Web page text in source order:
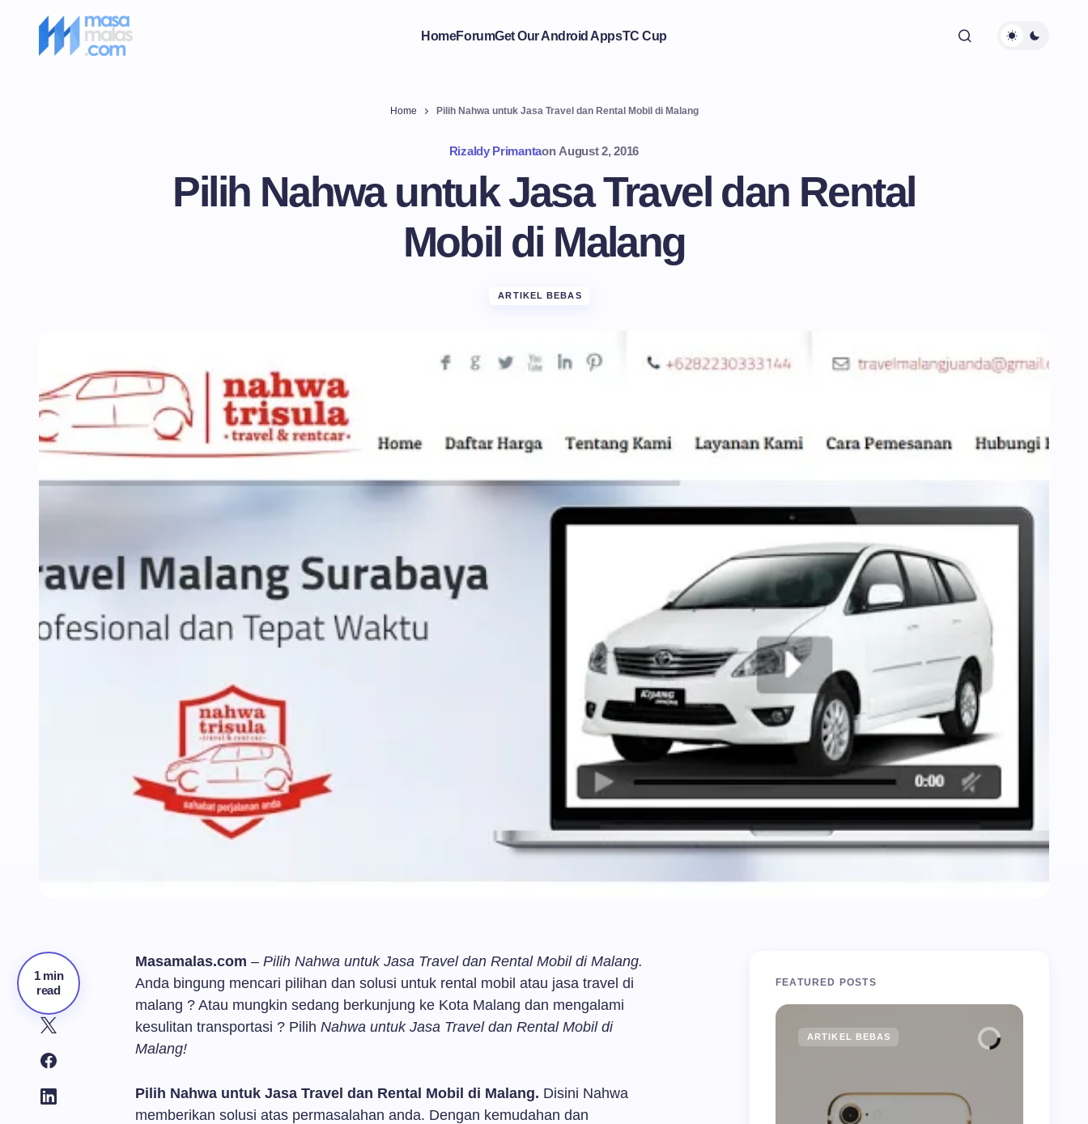
HomeForumGet Our Android AppsTC Cup
Home Pilih Nahwa untuk Jasa Travel dan Rental Mobil di Malang
Rizaldy Primantaon August 2, 2016
Pilih Nahwa untuk Jasa Travel dan Rental
Mobil di Malang
ARTIKEL BEBAS
1 min
read
Masamalas.com – Pilih Nahwa untuk Jasa Travel dan Rental Mobil di Malang.
Anda bingung mencari pilihan dan solusi untuk rental mobil atau jasa travel di
malang ? Atau mungkin sedang berkunjung ke Kota Malang dan mengalami
kesulitan transportasi ? Pilih Nahwa untuk Jasa Travel dan Rental Mobil di
Malang!
Pilih Nahwa untuk Jasa Travel dan Rental Mobil di Malang. Disini Nahwa
memberikan solusi atas permasalahan anda. Dengan kemudahan dan
FEATURED POSTS
ARTIKEL BEBAS